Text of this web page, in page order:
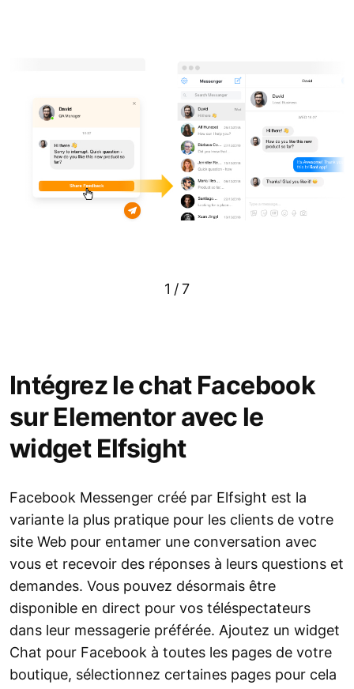
1 /7
Intégrez le chat Facebook
sur Elementor avec le
widget Elfsight
Facebook Messenger créé par Elfsight est la
variante la plus pratique pour les clients de votre
site Web pour entamer une conversation avec
vous et recevoir des réponses à leurs questions et
demandes. Vous pouvez désormais être
disponible en direct pour vos téléspectateurs
dans leur messagerie préférée. Ajoutez un widget
Chat pour Facebook à toutes les pages de votre
boutique, sélectionnez certaines pages pour cela